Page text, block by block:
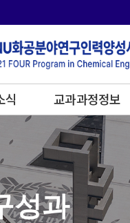
식 교과과정정보
성과